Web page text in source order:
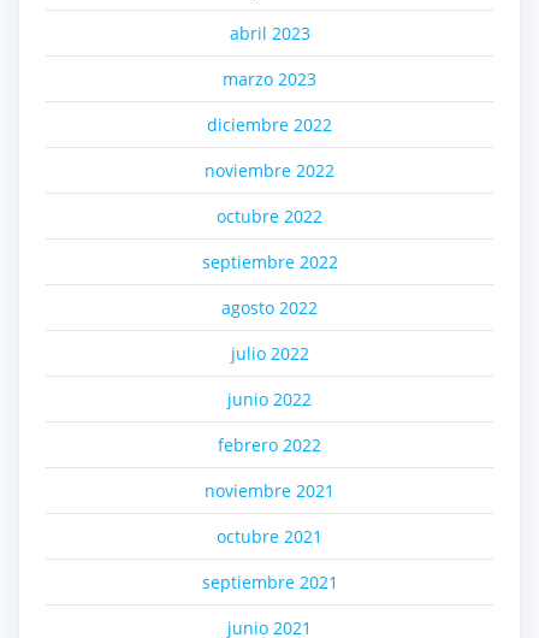
abril 2023
marzo 2023
diciembre 2022
noviembre 2022
octubre 2022
septiembre 2022
agosto 2022
julio 2022
junio 2022
febrero 2022
noviembre 2021
octubre 2021
septiembre 2021
junio 2021